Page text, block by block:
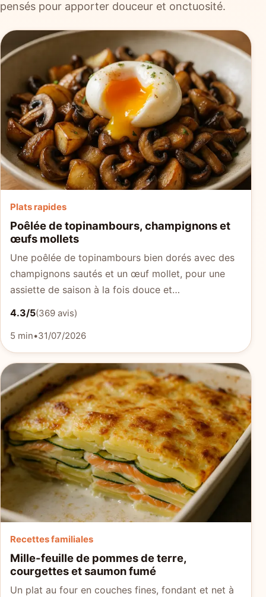
pensés pour apporter douceur et onctuosité.
Plats rapides
Poêlée de topinambours, champignons et
œufs mollets
Une poêlée de topinambours bien dorés avec des
champignons sautés et un œuf mollet, pour une
assiette de saison à la fois douce et…
4.3/5(369 avis)
5 min•31/07/2026
Recettes familiales
Mille-feuille de pommes de terre,
courgettes et saumon fumé
Un plat au four en couches fines, fondant et net à